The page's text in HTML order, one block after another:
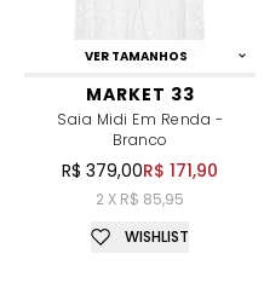
VER TAMANHOS
MARKET 33
Saia Midi Em Renda -
Branco
R$ 379,00R$ 171,90
2 X R$ 85,95
WISHLIST